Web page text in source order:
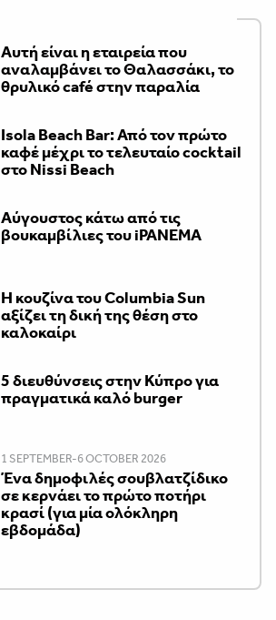
Αυτή είναι η εταιρεία που
αναλαμβάνει το Θαλασσάκι, το
θρυλικό café στην παραλία
Isola Beach Bar: Από τον πρώτο
καφέ μέχρι το τελευταίο cocktail
στο Nissi Beach
Αύγουστος κάτω από τις
βουκαμβίλιες του iPANEMA
Η κουζίνα του Columbia Sun
αξίζει τη δική της θέση στο
καλοκαίρι
5 διευθύνσεις στην Κύπρο για
πραγματικά καλό burger
1 SEPTEMBER-6 OCTOBER 2026
Ένα δημοφιλές σουβλατζίδικο
σε κερνάει το πρώτο ποτήρι
κρασί (για μία ολόκληρη
εβδομάδα)